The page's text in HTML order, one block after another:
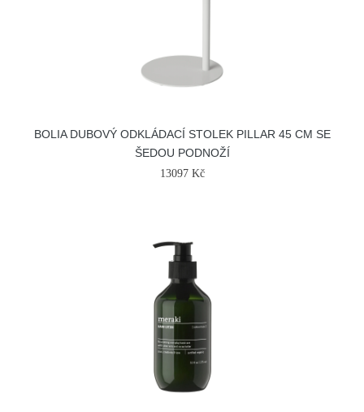
BOLIA DUBOVÝ ODKLÁDACÍ STOLEK PILLAR 45 CM SE
ŠEDOU PODNOŽÍ
13097 Kč